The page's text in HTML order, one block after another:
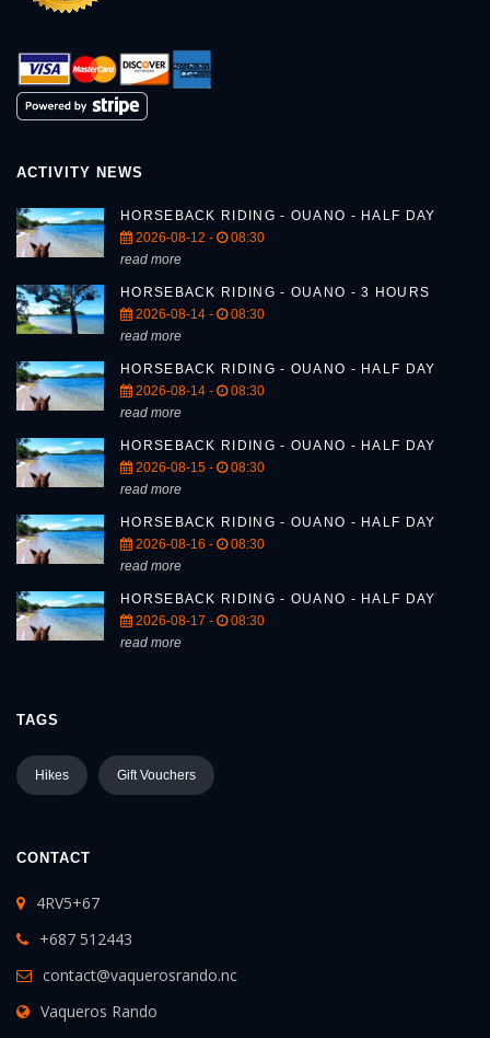
ACTIVITY NEWS
HORSEBACK RIDING - OUANO - HALF DAY
2026-08-12 -
08:30
read more
HORSEBACK RIDING - OUANO - 3 HOURS
2026-08-14 -
08:30
read more
HORSEBACK RIDING - OUANO - HALF DAY
2026-08-14 -
08:30
read more
HORSEBACK RIDING - OUANO - HALF DAY
2026-08-15 -
08:30
read more
HORSEBACK RIDING - OUANO - HALF DAY
2026-08-16 -
08:30
read more
HORSEBACK RIDING - OUANO - HALF DAY
2026-08-17 -
08:30
read more
TAGS
Hikes Gift Vouchers
CONTACT
4RV5+67
+687 512443
contact@vaquerosrando.nc
Vaqueros Rando